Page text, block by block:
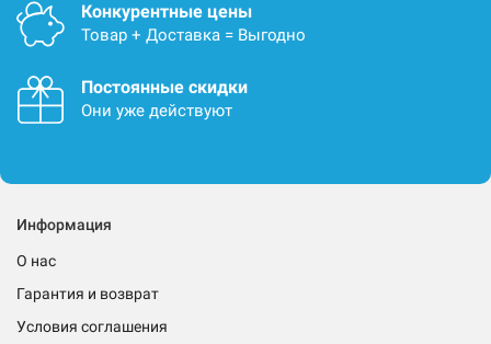
Конкурентные цены
Товар + Доставка = Выгодно
Постоянные скидки
Они уже действуют
Информация
О нас
Гарантия и возврат
Условия соглашения